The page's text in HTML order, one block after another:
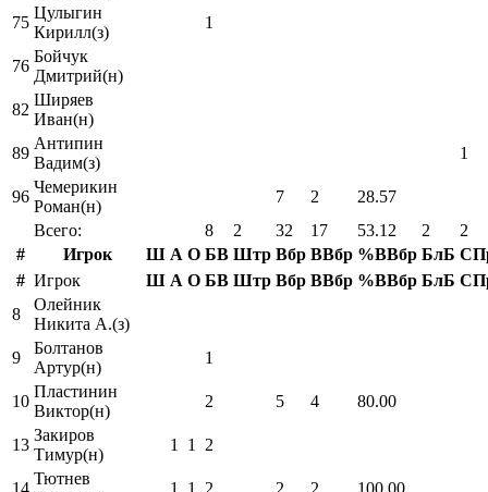
Всего: 8 2 32 17 53.12 2
2
#
Игрок Ш А О БВ Штр Вбр ВВбр %ВВбр БлБ
75
Цулыгин
Кирилл(з)
1
76
Бойчук
Дмитрий(н)
82
Ширяев
Иван(н)
89
Антипин
Вадим(з)
1
96
Чемерикин
Роман(н)
7 2 28.57
# Игрок Ш А О БВ Штр Вбр ВВбр %ВВбр БлБ
8
Олейник
Никита А.(з)
9
Болтанов
Артур(н)
1
10
Пластинин
Виктор(н)
2 5 4 80.00
13
Закиров
Тимур(н)
1 1 2
14
Тютнев
1 1 2 2 2 100.00